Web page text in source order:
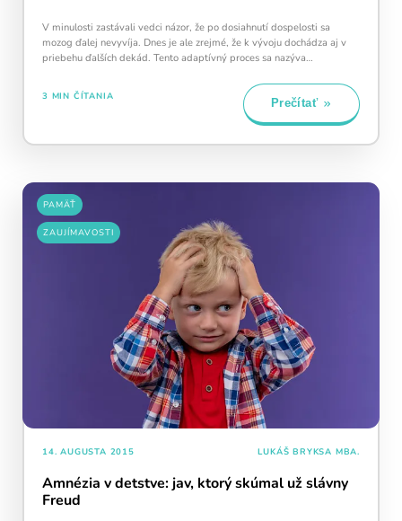
V minulosti zastávali vedci názor, že po dosiahnutí dospelosti sa
mozog ďalej nevyvíja. Dnes je ale zrejmé, že k vývoju dochádza aj v
priebehu ďalších dekád. Tento adaptívný proces sa nazýva
3 MIN ČÍTANIA
Prečítať
PAMÄŤ
ZAUJÍMAVOSTI
14. AUGUSTA 2015 LUKÁŠ BRYKSA MBA.
Amnézia v detstve: jav, ktorý skúmal už slávny
Freud